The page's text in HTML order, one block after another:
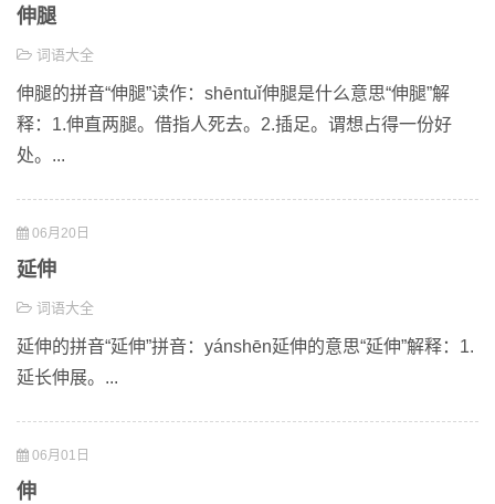
伸腿
词语大全
伸腿的拼音“伸腿”读作：shēntuǐ伸腿是什么意思“伸腿”解
释：1.伸直两腿。借指人死去。2.插足。谓想占得一份好
处。...
06月20日
延伸
词语大全
延伸的拼音“延伸”拼音：yánshēn延伸的意思“延伸”解释：1.
延长伸展。...
06月01日
伸